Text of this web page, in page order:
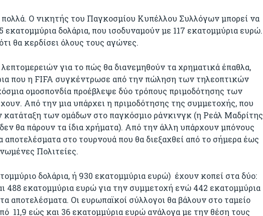
Ο νικητής του Παγκοσμίου Κυπέλλου Συλλόγων μπορεί να
εκατομμύρια δολάρια, που ισοδυναμούν με 117 εκατομμύρια ευρώ.
θα κερδίσει όλους τους αγώνες.
για το πώς θα διανεμηθούν τα χρηματικά έπαθλα,
που η FIFA συγκέντρωσε από την πώληση των τηλεοπτικών
ομοσπονδία προέβλεψε δύο τρόπους πριμοδότησης των
Από την μια υπάρχει η πριμοδότησης της συμμετοχής, που
κατάταξη των ομάδων στο παγκόσμιο ράνκινγκ (η Ρεάλ Μαδρίτης
θα πάρουν τα ίδια χρήματα). Από την άλλη υπάρχουν μπόνους
αποτελέσματα στο τουρνουά που θα διεξαχθεί από το σήμερα έως
Πολιτείες.
δολάρια, ή 930 εκατομμύρια ευρώ) έχουν κοπεί στα δύο:
488 εκατομμύρια ευρώ για την συμμετοχή ενώ 442 εκατομμύρια
αποτελέσματα. Οι ευρωπαϊκοί σύλλογοι θα βάλουν στο ταμείο
11,9 εώς και 36 εκατομμύρια ευρώ ανάλογα με την θέση τους